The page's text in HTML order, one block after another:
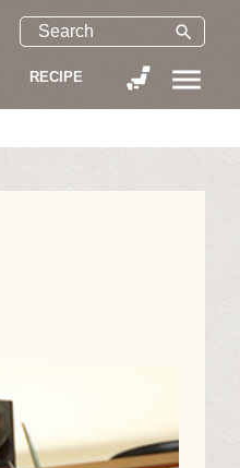
search
RECIPE menu